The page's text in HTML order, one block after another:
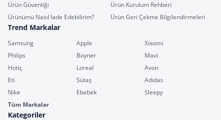
Ürün Güvenliği
Ürün Kurulum Rehberi
Ürünümü Nasıl İade Edebilirim?
Ürün Geri Çekme Bilgilendirmeleri
Trend Markalar
Samsung Apple
Xiaomi
Philips
Boyner
Mavi
Hotiç
Loreal
Avon
Eti
Sütaş
Adidas
Nike
Ebebek
Sleepy
Tüm Markalar
Kategoriler